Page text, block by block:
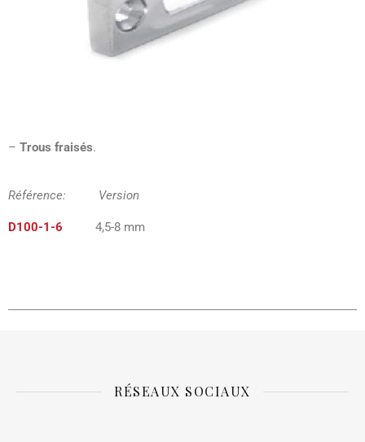
– Trous fraisés.
Référence: Version
D100-1-6 4,5-8 mm
RÉSEAUX SOCIAUX